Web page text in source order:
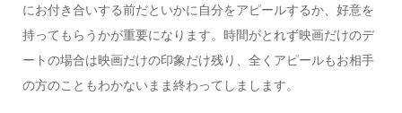
にお付き合いする前だといかに自分をアピールするか、好意を
持ってもらうかが重要になります。時間がとれず映画だけのデ
ートの場合は映画だけの印象だけ残り、全くアピールもお相手
の方のこともわかないまま終わってしまします。